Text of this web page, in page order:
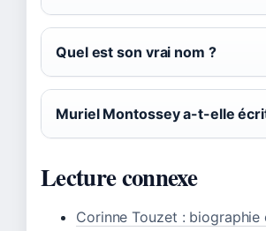
Quel est son vrai nom ?
Muriel Montossey a-t-elle
Lecture connexe
Corinne Touzet : biographie